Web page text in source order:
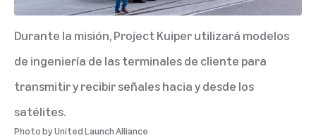
Durante la misión, Project Kuiper utilizará modelos
de ingeniería de las terminales de cliente para
transmitir y recibir señales hacia y desde los
satélites.
Photo byUnited Launch Alliance